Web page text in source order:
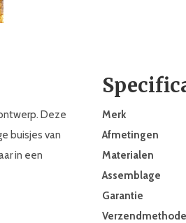
Deze
buisjes van
in een
Merk
Afmetingen
Materialen
Assemblage
Garantie
Verzendmethode